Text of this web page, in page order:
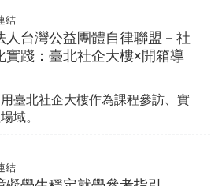
結
人台灣公益團體自律聯盟－社
實踐：臺北社企大樓×開箱導
臺北社企大樓作為課程參訪、實
域。
結